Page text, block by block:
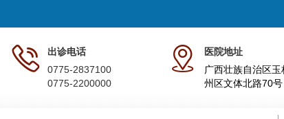
出诊电话
0775-2837100
0775-2200000
医院地址
广西壮族自治区玉
州区文体北路70号